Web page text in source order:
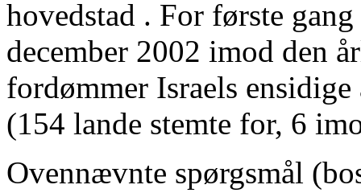
hovedstad . For første
december 2002 imod den
fordømmer Israels
(154 lande stemte for, 6
Ovennævnte spørgsmål